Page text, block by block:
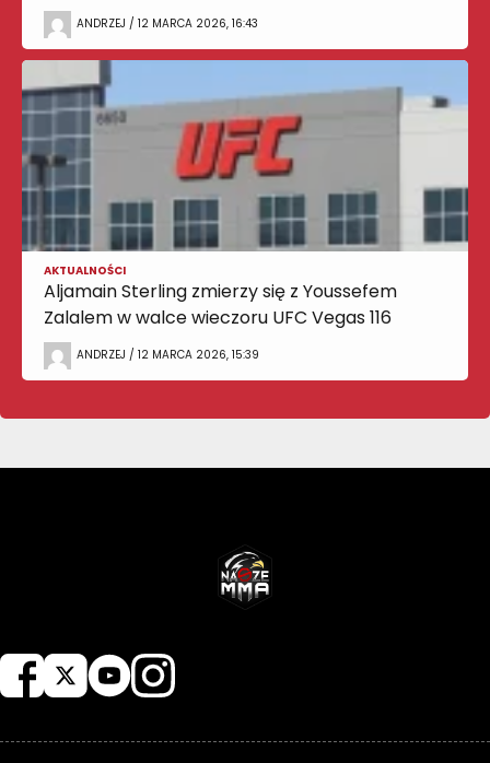
ANDRZEJ / 12 MARCA 2026, 16:43
AKTUALNOŚCI
Aljamain Sterling zmierzy się z Youssefem
Zalalem w walce wieczoru UFC Vegas 116
ANDRZEJ / 12 MARCA 2026, 15:39